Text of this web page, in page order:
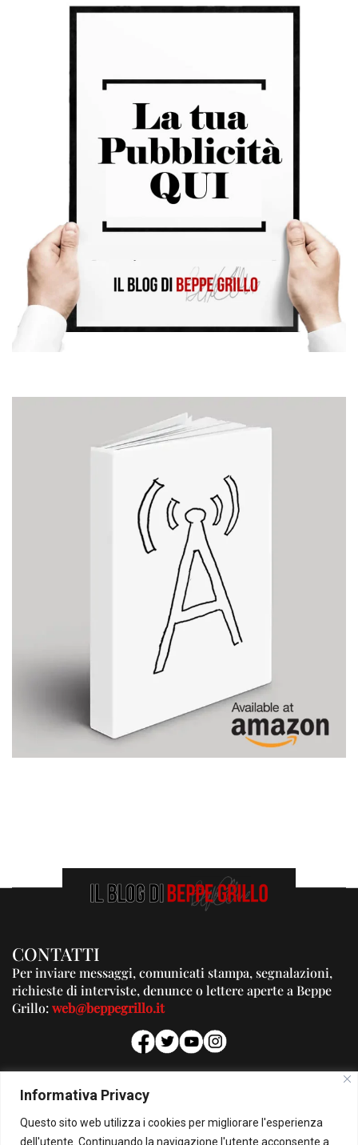
Informativa Privacy
Questo sito web utilizza i cookies per migliorare l'esperienza
dell'utente. Continuando la navigazione l'utente acconsente a
CONTATTI
Per inviare messaggi, comunicati stampa, segnalazioni,
richieste di interviste, denunce o lettere aperte a Beppe
Grillo:web@beppegrillo.it
PUBBLICITA'
Per la tua pubblicità su questo Blog:
pubblicita@beppegrillo.it